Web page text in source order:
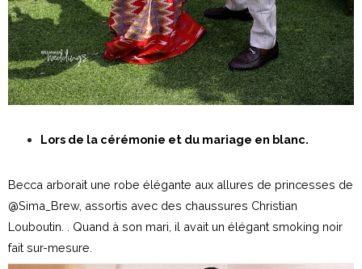
Lors de la cérémonie et du mariage en blanc.
Becca arborait une robe élégante aux allures de princesses de
@Sima_Brew, assortis avec des chaussures Christian
Louboutin. . Quand à son mari, il avait un élégant smoking noir
fait sur-mesure.